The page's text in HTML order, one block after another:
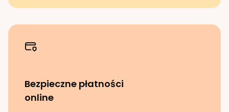
Bezpieczne płatności
online